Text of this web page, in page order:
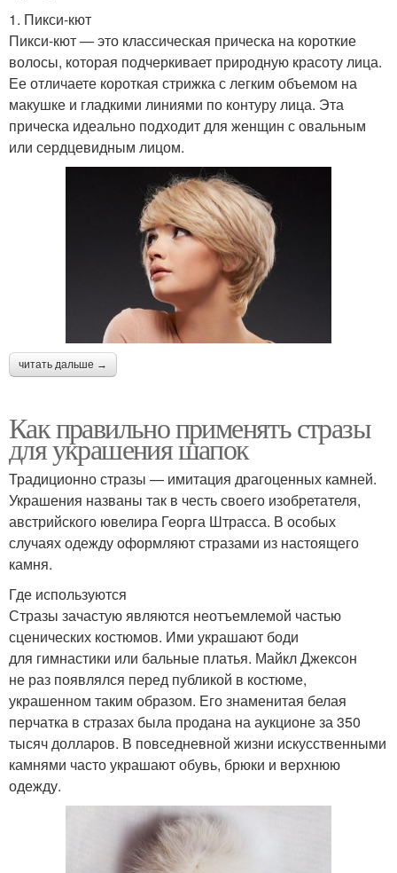
1. Пикси-кют
Пикси-кют — это классическая прическа на короткие
волосы, которая подчеркивает природную красоту лица.
Ее отличаете короткая стрижка с легким объемом на
макушке и гладкими линиями по контуру лица. Эта
прическа идеально подходит для женщин с овальным
или сердцевидным лицом.
читать дальше →
Как правильно применять стразы
для украшения шапок
Традиционно стразы — имитация драгоценных камней.
Украшения названы так в честь своего изобретателя,
австрийского ювелира Георга Штрасса. В особых
случаях одежду оформляют стразами из настоящего
камня.
Где используются
Стразы зачастую являются неотъемлемой частью
сценических костюмов. Ими украшают боди
для гимнастики или бальные платья. Майкл Джексон
не раз появлялся перед публикой в костюме,
украшенном таким образом. Его знаменитая белая
перчатка в стразах была продана на аукционе за 350
тысяч долларов. В повседневной жизни искусственными
камнями часто украшают обувь, брюки и верхнюю
одежду.